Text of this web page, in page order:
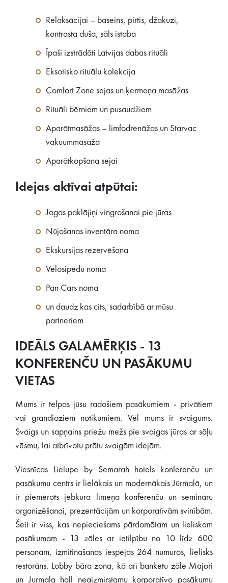
Relaksācijai – baseins, pirtis, džakuzi,
kontrasta duša, sāls istaba
Īpaši izstrādāti Latvijas dabas rituāli
Eksotisko rituālu kolekcija
Comfort Zone sejas un ķermeņa masāžas
Rituāli bērniem un pusaudžiem
Aparātmasāžas – limfodrenāžas un Starvac
vakuummasāža
Aparātkopšana sejai
Idejas aktīvai atpūtai:
Jogas paklājiņi vingrošanai pie jūras
Nūjošanas inventāra noma
Ekskursijas rezervēšana
Velosipēdu noma
Pan Cars noma
un daudz kas cits, sadarbībā ar mūsu
partneriem
IDEĀLS GALAMĒRĶIS - 13
KONFERENČU UN PASĀKUMU
VIETAS
Mums ir telpas jūsu radošiem pasākumiem - privātiem
vai grandioziem notikumiem. Vēl mums ir svaigums.
Svaigs un sapņains priežu mežs pie svaigas jūras ar sāļu
vēsmu, lai atbrīvotu prātu svaigām idejām.
Viesnīcas Lielupe by Semarah hotels konferenču un
pasākumu centrs ir lielākais un modernākais Jūrmalā, un
ir piemērots jebkura līmeņa konferenču un semināru
organizēšanai, prezentācijām un korporatīvām svinībām.
Šeit ir viss, kas nepieciešams pārdomātam un lieliskam
pasākumam - 13 zāles ar ietilpību no 10 līdz 600
personām, izmitināšanas iespējas 264 numuros, lielisks
restorāns, Lobby bāra zona, kā arī banketu zāle Majori
un Jurmala hall neaizmirstamu korporatīvo pasākumu